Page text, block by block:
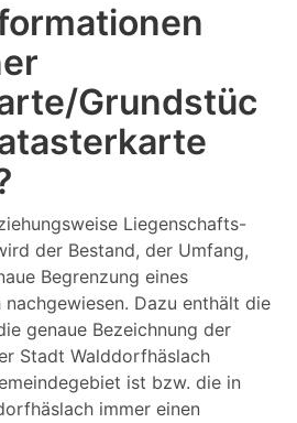
Grundstüc
Liegenschafts-
der Bestand, der Umfang,
Begrenzung eines
Dazu enthält die
genaue Bezeichnung der
Stadt Walddorfhäslach
ist bzw. die in
immer einen